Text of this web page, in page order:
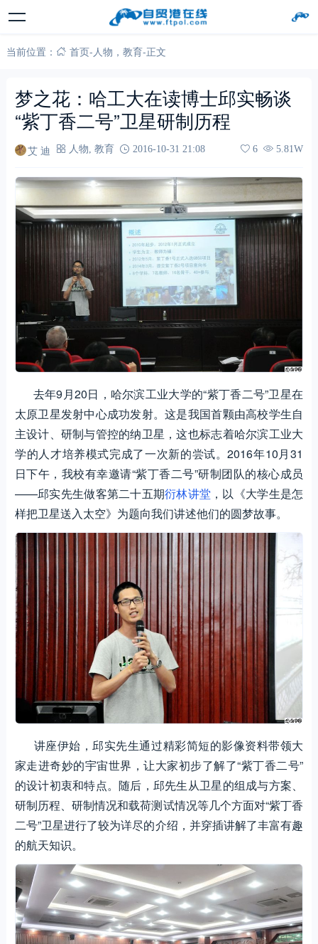
当前位置： 首页-人物 ， 教育-正文
梦之花：哈工大在读博士邱实畅谈
“紫丁香二号”卫星研制历程
艾 迪 人物 教育 2016-10-31 21:08 6 5.81W
去年9月20日，哈尔滨工业大学的“紫丁香二号”卫星在
太原卫星发射中心成功发射。这是我国首颗由高校学生自
主设计、研制与管控的纳卫星，这也标志着哈尔滨工业大
学的人才培养模式完成了一次新的尝试。2016年10月31
日下午，我校有幸邀请“紫丁香二号”研制团队的核心成员
——邱实先生做客第二十五期衍林讲堂 ，以《大学生是怎
样把卫星送入太空》为题向我们讲述他们的圆梦故事。
讲座伊始，邱实先生通过精彩简短的影像资料带领大
家走进奇妙的宇宙世界，让大家初步了解了“紫丁香二号”
的设计初衷和特点。随后，邱先生从卫星的组成与方案、
研制历程、研制情况和载荷测试情况等几个方面对“紫丁香
二号”卫星进行了较为详尽的介绍，并穿插讲解了丰富有趣
的航天知识。